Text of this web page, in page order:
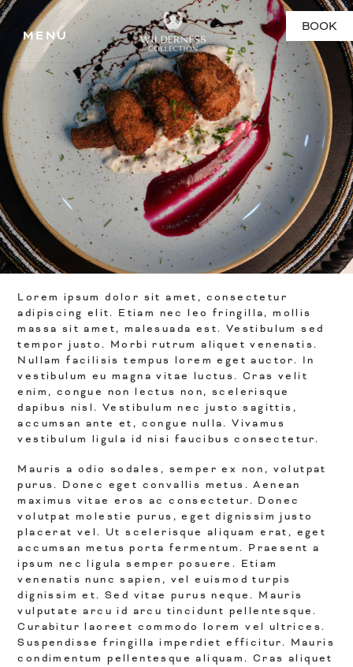
Skip
to
content
Menu
BOOK
Lorem ipsum dolor sit amet, consectetur
adipiscing elit. Etiam nec leo fringilla, mollis
massa sit amet, malesuada est. Vestibulum sed
tempor justo. Morbi rutrum aliquet venenatis.
Nullam facilisis tempus lorem eget auctor. In
vestibulum eu magna vitae luctus. Cras velit
enim, congue non lectus non, scelerisque
dapibus nisl. Vestibulum nec justo sagittis,
accumsan ante et, congue nulla. Vivamus
vestibulum ligula id nisi faucibus consectetur.
Mauris a odio sodales, semper ex non, volutpat
purus. Donec eget convallis metus. Aenean
maximus vitae eros ac consectetur. Donec
volutpat molestie purus, eget dignissim justo
placerat vel. Ut scelerisque aliquam erat, eget
accumsan metus porta fermentum. Praesent a
ipsum nec ligula semper posuere. Etiam
venenatis nunc sapien, vel euismod turpis
dignissim et. Sed vitae purus neque. Mauris
vulputate arcu id arcu tincidunt pellentesque.
Curabitur laoreet commodo lorem vel ultrices.
Suspendisse fringilla imperdiet efficitur. Mauris
condimentum pellentesque aliquam. Cras aliquet